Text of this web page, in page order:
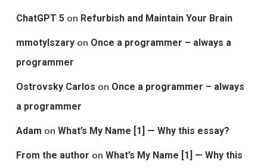
ChatGPT 5on Refurbish and Maintain Your Brain
mmotylszaryon Once a programmer – always a
programmer
Ostrovsky Carlos on Once a programmer – always
a programmer
Adam on What’s My Name [1] — Why this essay?
From the author on What’s My Name [1] — Why this